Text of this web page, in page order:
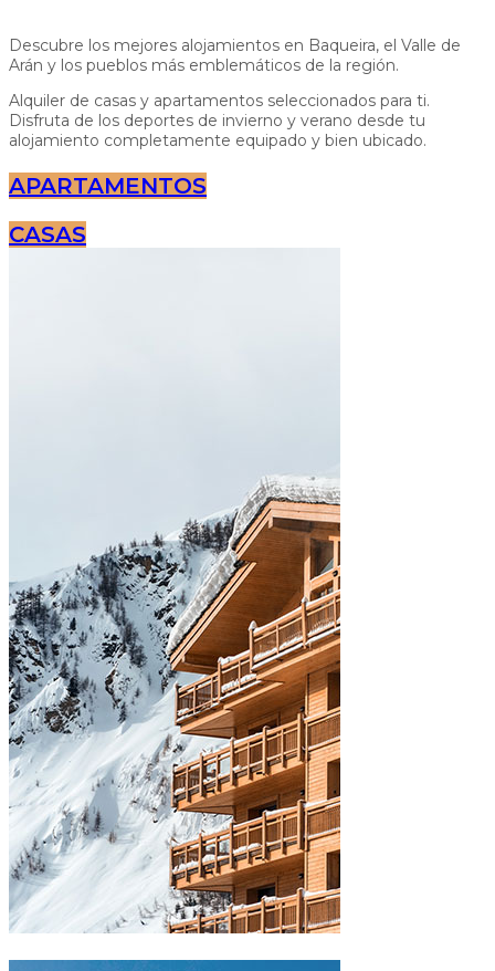
Descubre los mejores alojamientos en Baqueira, el Valle de
Arán y los pueblos más emblemáticos de la región.
Alquiler de casas y apartamentos seleccionados para ti.
Disfruta de los deportes de invierno y verano desde tu
alojamiento completamente equipado y bien ubicado.
APARTAMENTOS
CASAS